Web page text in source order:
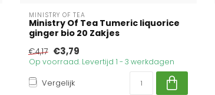
MINISTRY OF TEA
Ministry Of Tea Tumeric liquorice
ginger bio 20 Zakjes
€4,17 €3,79
Op voorraad. Levertijd 1 - 3 werkdagen
Vergelijk